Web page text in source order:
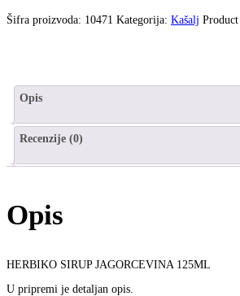
Šifra proizvoda: 10471 Kategorija: Kašalj
Opis
Recenzije (0)
Opis
HERBIKO SIRUP JAGORCEVINA 125ML
U pripremi je detaljan opis.